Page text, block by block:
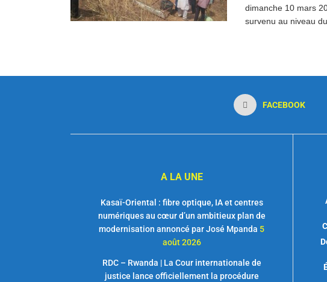
dimanche 10 mars
survenu au niveau
FACEBOOK
A LA UNE
Kasaï-Oriental : fibre optique, IA et centres
numériques au cœur d’un ambitieux plan de
modernisation annoncé par José Mpanda 5
août 2026
RDC – Rwanda | La Cour internationale de
justice lance officiellement la procédure